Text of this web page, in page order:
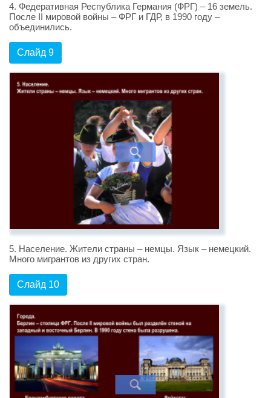
4. Федеративная Республика Германия (ФРГ) – 16 земель.
После II мировой войны – ФРГ и ГДР, в 1990 году –
объединились.
Слайд 9
5. Население. Жители страны – немцы. Язык – немецкий.
Много мигрантов из других стран.
Слайд 10